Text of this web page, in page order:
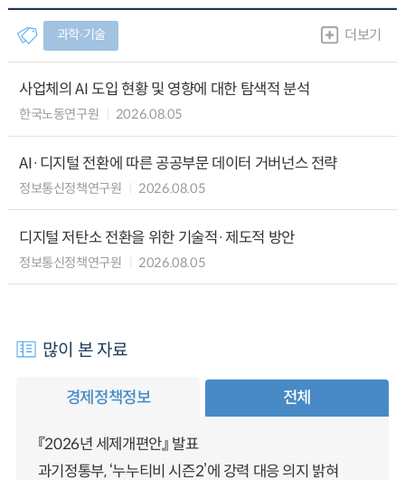
과학∙기술 더보기
사업체의 AI 도입 현황 및 영향에 대한 탐색적 분석
한국노동연구원 2026.08.05
AI·디지털 전환에 따른 공공부문 데이터 거버넌스 전략
정보통신정책연구원 2026.08.05
디지털 저탄소 전환을 위한 기술적·제도적 방안
정보통신정책연구원 2026.08.05
많이 본 자료
경제정책정보 전체
『2026년 세제개편안』 발표
과기정통부, ‘누누티비 시즌2’에 강력 대응 의지 밝혀